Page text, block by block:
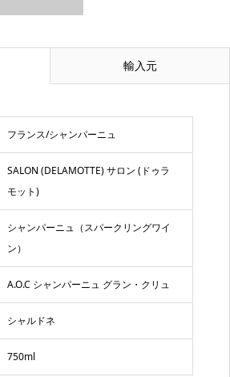
輸入元
フランス/シャンパーニュ
SALON (DELAMOTTE) サロン (ドゥラ
モット)
シャンパーニュ（スパークリングワイ
ン）
A.O.C シャンパーニュ グラン・クリュ
シャルドネ
750ml